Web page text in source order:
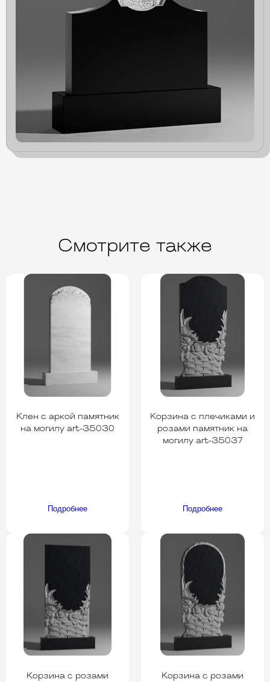
Смотрите также
Клен с аркой памятник
на могилу art-35030
Подробнее
Корзина с плечиками и
розами памятник на
могилу art-35037
Подробнее
Корзина с розами
Корзина с розами